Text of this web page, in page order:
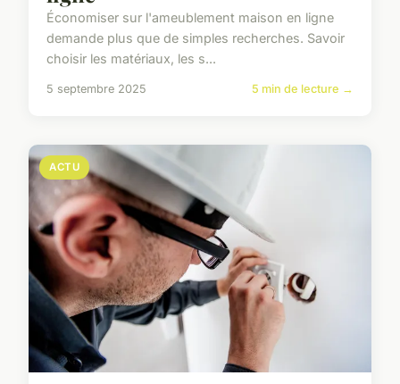
Économiser sur l'ameublement maison en ligne
demande plus que de simples recherches. Savoir
choisir les matériaux, les s...
5 septembre 2025 5 min de lecture →
ACTU